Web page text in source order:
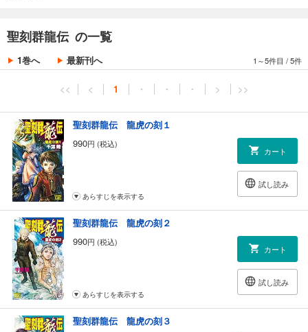
聖刻群龍伝 の一覧
1巻へ 最新刊へ 1～5件目 /5件
<< < 1 ・ ・ ・ > >>
聖刻群龍伝 龍虎の刻１
990円 (税込)
カート
試し読み
あらすじを表示する
聖刻群龍伝 龍虎の刻２
990円 (税込)
カート
試し読み
あらすじを表示する
聖刻群龍伝 龍虎の刻３